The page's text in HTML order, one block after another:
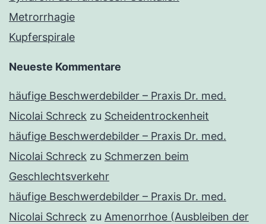
Metrorrhagie
Kupferspirale
Neueste Kommentare
häufige Beschwerdebilder – Praxis Dr. med.
Nicolai Schreck zu Scheidentrockenheit
häufige Beschwerdebilder – Praxis Dr. med.
Nicolai Schreck zu Schmerzen beim
Geschlechtsverkehr
häufige Beschwerdebilder – Praxis Dr. med.
Nicolai Schreck zu Amenorrhoe (Ausbleiben der